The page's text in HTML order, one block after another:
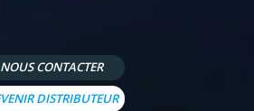
NOUS CONTACTER
DISTRIBUTEUR